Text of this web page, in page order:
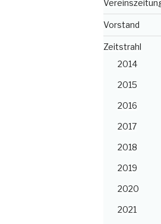
Vorstand
Zeitstrahl
2014
2015
2016
2017
2018
2019
2020
2021